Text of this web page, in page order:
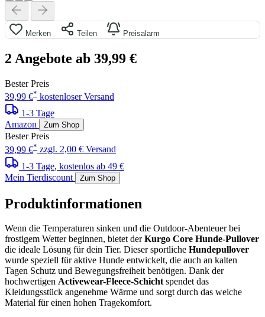
Merken Teilen Preisalarm
2 Angebote ab 39,99 €
Bester Preis
39,99 €* kostenloser Versand
1-3 Tage
Amazon
Zum Shop
Bester Preis
39,99 €* zzgl. 2,00 € Versand
1-3 Tage, kostenlos ab 49 €
Mein Tierdiscount
Zum Shop
Produktinformationen
Wenn die Temperaturen sinken und die Outdoor-Abenteuer bei
frostigem Wetter beginnen, bietet derKurgo Core Hunde-Pullover
die ideale Lösung für dein Tier. Dieser sportliche Hundepullover
wurde speziell für aktive Hunde entwickelt, die auch an kalten
Tagen Schutz und Bewegungsfreiheit benötigen. Dank der
hochwertigen Activewear-Fleece-Schichtspendet das
Kleidungsstück angenehme Wärme und sorgt durch das weiche
Material für einen hohen Tragekomfort.